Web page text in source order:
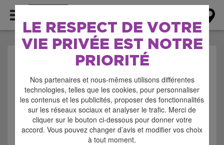
LE RESPECT DE VOTRE
VIE PRIVÉE EST NOTRE
PRIORITÉ
Nos partenaires et nous-mêmes utilisons différentes
technologies, telles que les cookies, pour personnaliser
les contenus et les publicités, proposer des fonctionnalités
sur les réseaux sociaux et analyser le trafic. Merci de
cliquer sur le bouton ci-dessous pour donner votre
accord. Vous pouvez changer d’avis et modifier vos choix
à tout moment.
AGENDA > BROCANTE
- VIDE GRENIER -
BOURSE